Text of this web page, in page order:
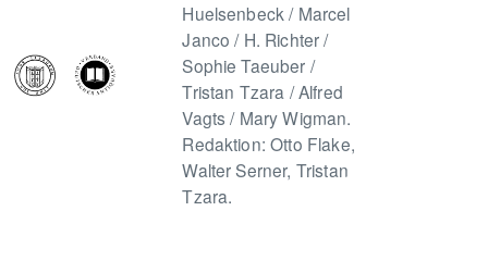
Huelsenbeck / Marcel
Janco / H. Richter /
Sophie Taeuber /
Tristan Tzara / Alfred
Vagts / Mary Wigman.
Redaktion: Otto Flake,
Walter Serner, Tristan
Tzara.